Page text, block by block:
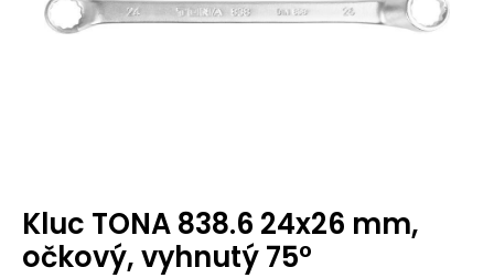
Kluc TONA 838.6 24x26 mm,
očkový, vyhnutý 75°